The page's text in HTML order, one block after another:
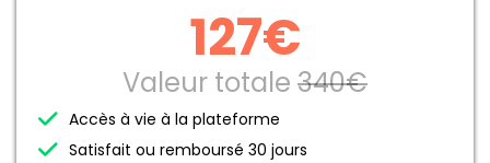
127€
Valeur totale 340€
Accès à vie à la plateforme
Satisfait ou remboursé 30 jours